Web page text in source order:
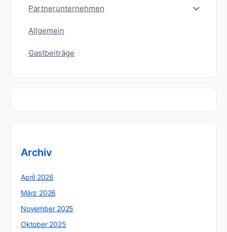
Partnerunternehmen
Allgemein
Gastbeiträge
Archiv
April 2026
März 2026
November 2025
Oktober 2025